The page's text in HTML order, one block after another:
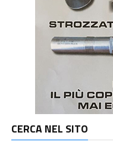
CERCA NEL SITO